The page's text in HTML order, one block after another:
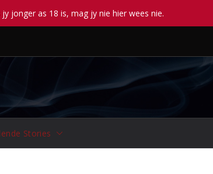
jonger as 18 is, mag jy nie hier wees nie.
Stories